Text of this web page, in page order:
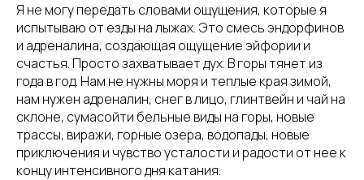
Я не могу передать словами ощущения, которые я
испытываю от езды на лыжах. Это смесь эндорфинов
и адреналина, создающая ощущение эйфории и
счастья. Просто захватывает дух. В горы тянет из
года в год. Нам не нужны моря и теплые края зимой,
нам нужен адреналин, снег в лицо, глинтвейн и чай на
склоне, сумасойти бельные виды на горы, новые
трассы, виражи, горные озера, водопады, новые
приключения и чувство усталости и радости от нее к
концу интенсивного дня катания.